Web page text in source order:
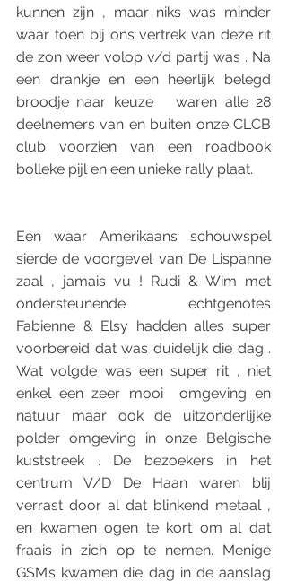
kunnen zijn , maar niks was minder
waar toen bij ons vertrek van deze rit
de zon weer volop v/d partij was . Na
een drankje en een heerlijk belegd
broodje naar keuze   waren alle 28
deelnemers van en buiten onze CLCB
club voorzien van een roadbook
bolleke pijl en een unieke rally plaat.
Een waar Amerikaans schouwspel
sierde de voorgevel van De Lispanne
zaal , jamais vu ! Rudi & Wim met
ondersteunende echtgenotes
Fabienne & Elsy hadden alles super
voorbereid dat was duidelijk die dag .
Wat volgde was een super rit , niet
enkel een zeer mooi  omgeving en
natuur maar ook de uitzonderlijke
polder omgeving in onze Belgische
kuststreek . De bezoekers in het
centrum V/D De Haan waren blij
verrast door al dat blinkend metaal ,
en kwamen ogen te kort om al dat
fraais in zich op te nemen. Menige
GSM’s kwamen die dag in de aanslag